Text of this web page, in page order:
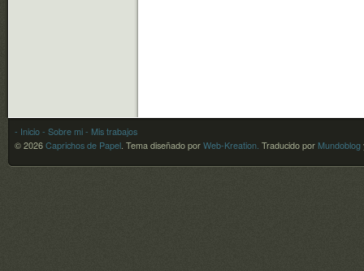
- Inicio - Sobre mi - Mis trabajos
© 2026 Caprichos de Papel. Tema diseñado por Web-Kreation. Traducido por Mundoblog